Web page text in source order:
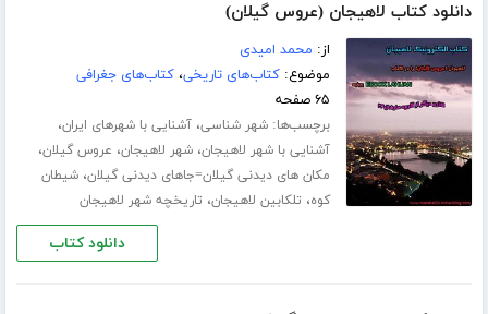
دانلود کتاب لاهیجان (عروس گیلان)
از: محمد امیدی
موضوع:کتاب‌های تاریخی،کتاب‌های جغرافی
۶۵ صفحه
برچسب‌ها:شهر شناسی،آشنایی با شهرهای ایران،
آشنایی با شهر لاهیجان،شهر لاهیجان، عروس گیلان،
مکان های دیدنی گیلان=جاهای دیدنی گیلان،شیطان
کوه، تلکابین لاهیجان، تاریخچه شهر لاهیجان
دانلود کتاب